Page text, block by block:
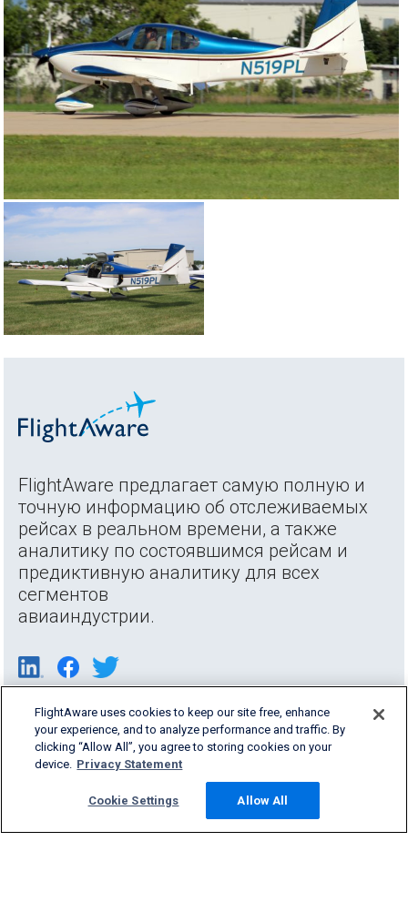
FlightAware предлагает самую полную и
точную информацию об отслеживаемых
рейсах в реальном времени, а также
аналитику по состоявшимся рейсам и
предиктивную аналитику для всех
сегментов
авиаиндустрии.
Products & Services
FlightAware uses cookies to keep our site free, enhance
your experience, and to analyze performance and traffic. By
clicking “Allow All”, you agree to storing cookies on your
device. Privacy Statement
Cookie Settings Allow All